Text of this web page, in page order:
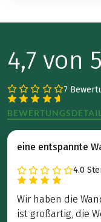
4,7 von 5
7
eine entspannte
4.0
Wir haben die
ist großartig, die